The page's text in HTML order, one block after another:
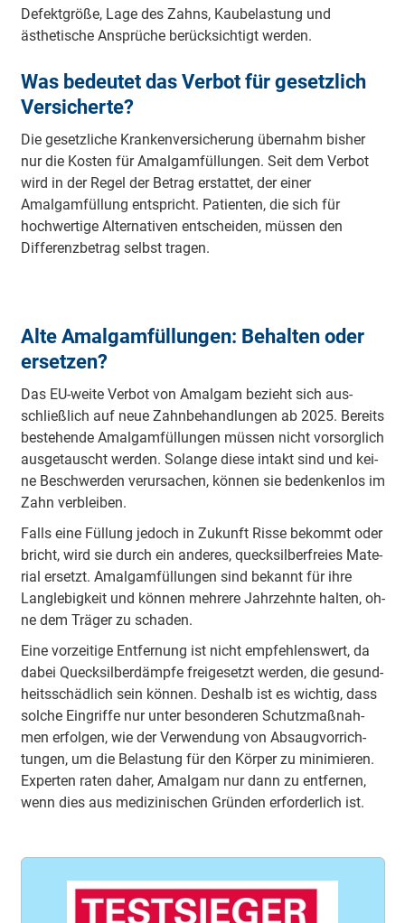
Defektgröße, Lage des Zahns, Kaubelastung und
ästhetische Ansprüche berücksichtigt werden.
Was bedeutet das Verbot für gesetzlich
Versicherte?
Die gesetzliche Krankenversicherung übernahm bisher
nur die Kosten für Amalgamfüllungen. Seit dem Verbot
wird in der Regel der Betrag erstattet, der einer
Amalgamfüllung entspricht. Patienten, die sich für
hochwertige Alternativen entscheiden, müssen den
Differenzbetrag selbst tragen.
Alte Amalgamfüllungen: Behalten oder
ersetzen?
Das EU-wei­te Ver­bot von Amal­gam be­zieht sich aus­
schließ­lich auf neue Zahn­be­hand­lun­gen ab 2025. Be­reits
be­ste­hen­de Amal­gam­fül­lun­gen müs­sen nicht vor­sorg­lich
aus­ge­tauscht wer­den. So­lan­ge die­se in­takt sind und kei­
ne Be­schwer­den ver­ur­sa­chen, kön­nen sie be­den­ken­los im
Zahn ver­blei­ben.
Falls ei­ne Fül­lung je­doch in Zu­kunft Ris­se be­kommt oder
bricht, wird sie durch ein an­de­res, queck­sil­ber­frei­es Ma­te­
ri­al er­setzt. Amal­gam­fül­lun­gen sind be­kannt für ih­re
Lang­le­big­keit und kön­nen meh­re­re Jahr­zehn­te hal­ten, oh­
ne dem Trä­ger zu scha­den.
Ei­ne vor­zei­ti­ge Ent­fer­nung ist nicht emp­feh­lens­wert, da
da­bei Queck­sil­ber­dämp­fe frei­ge­setzt wer­den, die ge­sund­
heits­schäd­lich sein kön­nen. Des­halb ist es wich­tig, dass
sol­che Ein­grif­fe nur un­ter be­son­de­ren Schutz­maß­nah­
men er­fol­gen, wie der Ver­wen­dung von Ab­saug­vor­rich­
tun­gen, um die Be­las­tung für den Kör­per zu mi­ni­mie­ren.
Ex­per­ten ra­ten da­her, Amal­gam nur dann zu ent­fer­nen,
wenn dies aus me­di­zi­ni­schen Grün­den er­for­der­lich ist.